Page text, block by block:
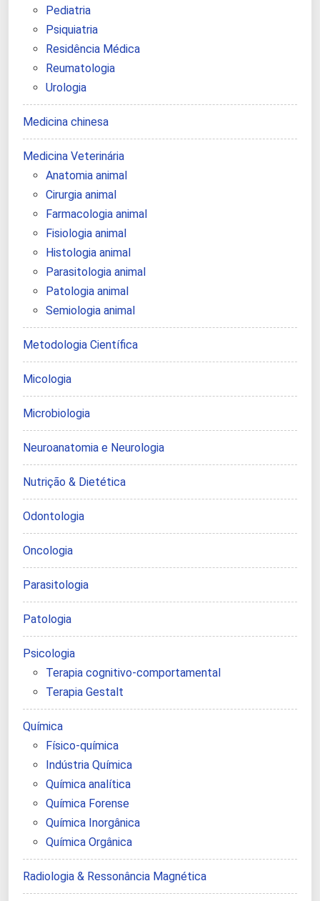
Pediatria
Psiquiatria
Residência Médica
Reumatologia
Urologia
Medicina chinesa
Medicina Veterinária
Anatomia animal
Cirurgia animal
Farmacologia animal
Fisiologia animal
Histologia animal
Parasitologia animal
Patologia animal
Semiologia animal
Metodologia Científica
Micologia
Microbiologia
Neuroanatomia e Neurologia
Nutrição & Dietética
Odontologia
Oncologia
Parasitologia
Patologia
Psicologia
Terapia cognitivo-comportamental
Terapia Gestalt
Química
Físico-química
Indústria Química
Química analítica
Química Forense
Química Inorgânica
Química Orgânica
Radiologia & Ressonância Magnética